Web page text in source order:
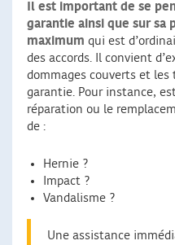
Il est important de se
garantie ainsi que sur sa
maximum qui est
des accords. Il convient
dommages couverts et les
garantie. Pour instance,
réparation ou le
de :
Hernie ?
Impact ?
Vandalisme ?
Une assistance